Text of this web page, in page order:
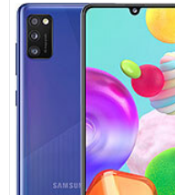
Kirin 9000S
128/256/512 Go
OLED - 11.0 Inches - 120 Hz
13 + 8 MP
Système:Système d’exploitation Harmony 4.0